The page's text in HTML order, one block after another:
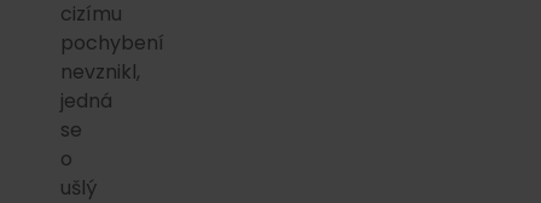
cizímu
pochybení
nevznikl,
jedná
se
o
ušlý